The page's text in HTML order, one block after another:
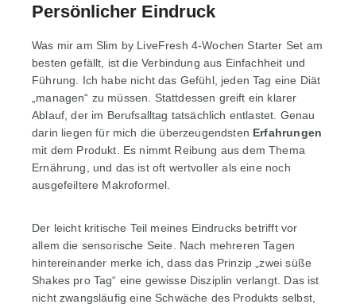
Persönlicher Eindruck
Was mir am Slim by LiveFresh 4-Wochen Starter Set am
besten gefällt, ist die Verbindung aus Einfachheit und
Führung. Ich habe nicht das Gefühl, jeden Tag eine Diät
„managen“ zu müssen. Stattdessen greift ein klarer
Ablauf, der im Berufsalltag tatsächlich entlastet. Genau
darin liegen für mich die überzeugendsten Erfahrungen
mit dem Produkt. Es nimmt Reibung aus dem Thema
Ernährung, und das ist oft wertvoller als eine noch
ausgefeiltere Makroformel.
Der leicht kritische Teil meines Eindrucks betrifft vor
allem die sensorische Seite. Nach mehreren Tagen
hintereinander merke ich, dass das Prinzip „zwei süße
Shakes pro Tag“ eine gewisse Disziplin verlangt. Das ist
nicht zwangsläufig eine Schwäche des Produkts selbst,